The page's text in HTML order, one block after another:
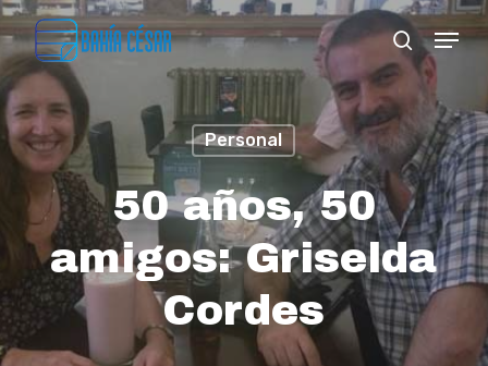
Skip
to
main
content
search
Menu
Personal
50 años, 50
amigos: Griselda
Cordes
Close
Menu